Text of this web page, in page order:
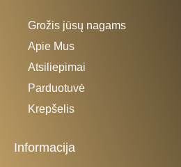
Grožis jūsų nagams
Apie Mus
Atsiliepimai
Parduotuvė
Krepšelis
Informacija